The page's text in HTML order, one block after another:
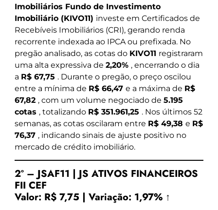
Imobiliários Fundo de Investimento
Imobiliário (KIVO11) investe em Certificados de
Recebíveis Imobiliários (CRI), gerando renda
recorrente indexada ao IPCA ou prefixada. No
pregão analisado, as cotas do KIVO11 registraram
uma alta expressiva de 2,20% , encerrando o dia
a R$ 67,75 . Durante o pregão, o preço oscilou
entre a mínima de R$ 66,47 e a máxima de R$
67,82 , com um volume negociado de 5.195
cotas , totalizando R$ 351.961,25 . Nos últimos 52
semanas, as cotas oscilaram entre R$ 49,38 e R$
76,37 , indicando sinais de ajuste positivo no
mercado de crédito imobiliário.
2º – JSAF11 | JS ATIVOS FINANCEIROS
FII CEF
Valor: R$ 7,75 | Variação: 1,97% ↑